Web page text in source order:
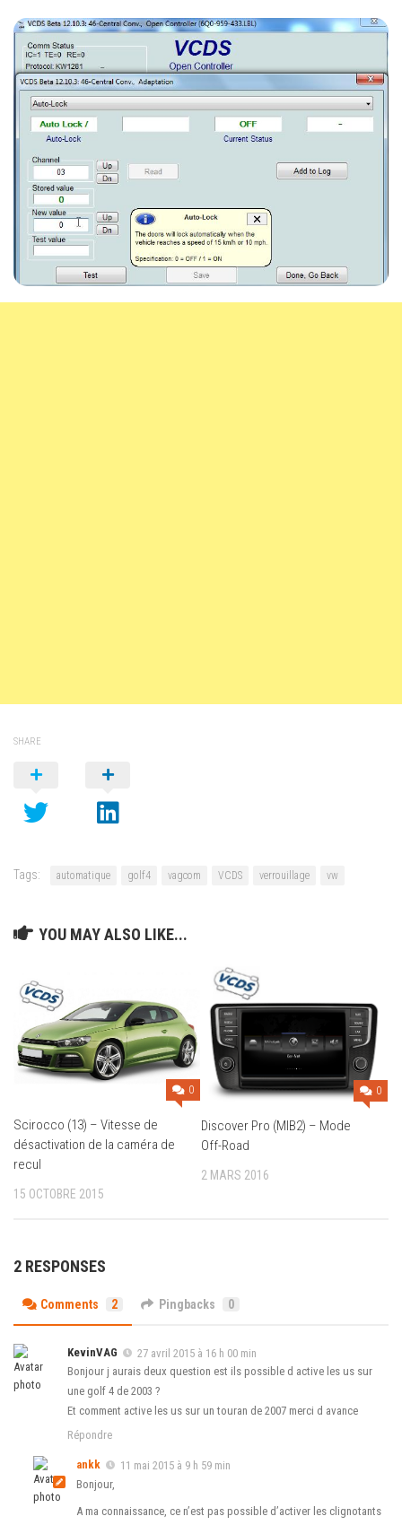
SHARE
Tags: automatique golf4 vagcom VCDS verrouillage vw
YOU MAY ALSO LIKE...
0
Scirocco (13) – Vitesse de
désactivation de la caméra de
recul
15 OCTOBRE 2015
0
Discover Pro (MIB2) – Mode
Off-Road
2 MARS 2016
2 RESPONSES
Comments 2 Pingbacks 0
KevinVAG
27 avril 2015 à 16 h 00 min
Bonjour j aurais deux question est ils possible d active les us sur
une golf 4 de 2003 ?
Et comment active les us sur un touran de 2007 merci d avance
Répondre
ankk
11 mai 2015 à 9 h 59 min
Bonjour,
A ma connaissance, ce n’est pas possible d’activer les clignotants